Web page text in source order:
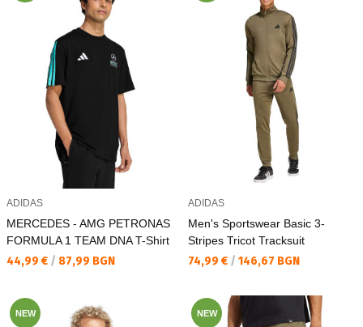
ADIDAS
MERCEDES - AMG PETRONAS
FORMULA 1 TEAM DNA T-Shirt
Текуща цена:
44,99 € / 87,99 BGN
ADIDAS
Men's Sportswear Basic 3-
Stripes Tricot Tracksuit
Текуща цена:
74,99 € / 146,67 BGN
NEW NEW